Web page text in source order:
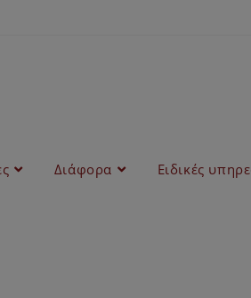
Διάφορα Ειδικές